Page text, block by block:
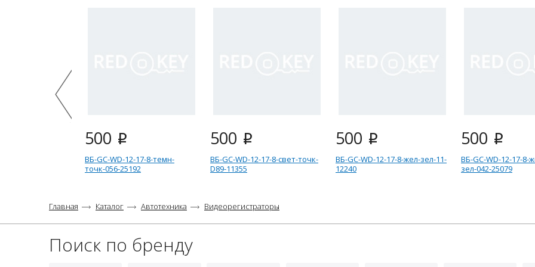
500 i
ВБ-GC-WD-12-17-8-темн-
точк-056-25192
500 i
ВБ-GC-WD-12-17-8-свет-точк-
D89-11355
500 i
ВБ-GC-WD-12-17-8-жел-зел-11-
12240
500 i
ВБ-GC-WD-12-17-8-
зел-042-25079
Главная Каталог Автотехника Видеорегистраторы
Поиск по бренду